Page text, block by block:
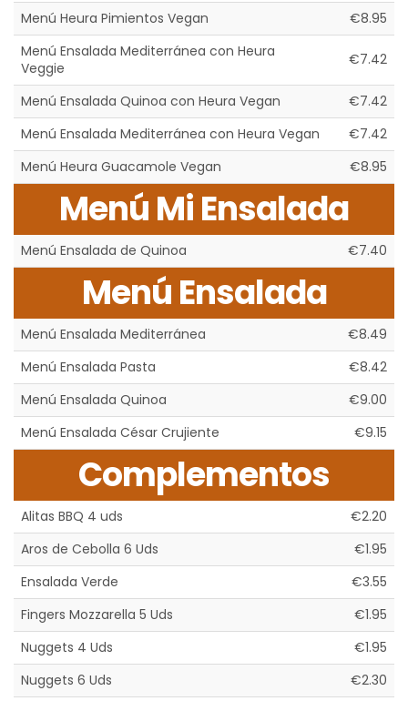
Menú Heura Pimientos Vegan
€8.95
Menú Ensalada Mediterránea con Heura
Veggie
€7.42
Menú Ensalada Quinoa con Heura Vegan
€7.42
Menú Ensalada Mediterránea con Heura Vegan
€7.42
Menú Heura Guacamole Vegan
€8.95
Menú Mi Ensalada
Menú Ensalada de Quinoa €7.40
Menú Ensalada
Menú Ensalada Mediterránea
€8.49
Menú Ensalada Pasta
€8.42
Menú Ensalada Quinoa
€9.00
Menú Ensalada César Crujiente
€9.15
Complementos
Alitas BBQ 4 uds
€2.20
Aros de Cebolla 6 Uds
€1.95
Ensalada Verde
€3.55
Fingers Mozzarella 5 Uds
€1.95
Nuggets 4 Uds
€1.95
Nuggets 6 Uds
€2.30